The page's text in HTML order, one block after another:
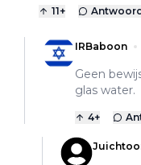
11+ Antwoord
IRBaboon
Geen
glas water.
4+